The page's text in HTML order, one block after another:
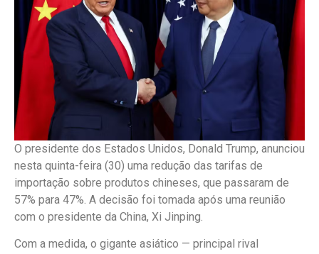
O presidente dos Estados Unidos, Donald Trump, anunciou
nesta quinta-feira (30) uma redução das tarifas de
importação sobre produtos chineses, que passaram de
57% para 47%. A decisão foi tomada após uma reunião
com o presidente da China, Xi Jinping.
Com a medida, o gigante asiático — principal rival